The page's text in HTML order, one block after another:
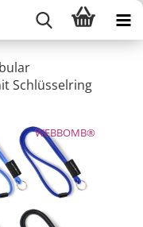
Schlüsselring
WEBBOMB®